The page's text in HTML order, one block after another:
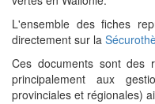
L'ensemble des fiches
directement sur la
Ces documents sont des
principalement aux
provinciales et régionales)